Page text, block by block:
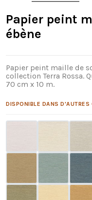
Papier peint
ébène
Papier peint maille de
collection Terra Rossa.
70 cm x 10 m.
DISPONIBLE DANS D'AUTRES